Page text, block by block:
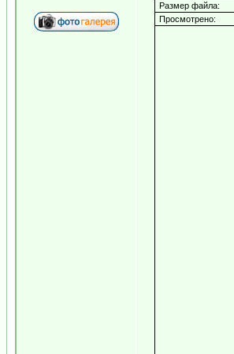
Размер файла:
Просмотрено: